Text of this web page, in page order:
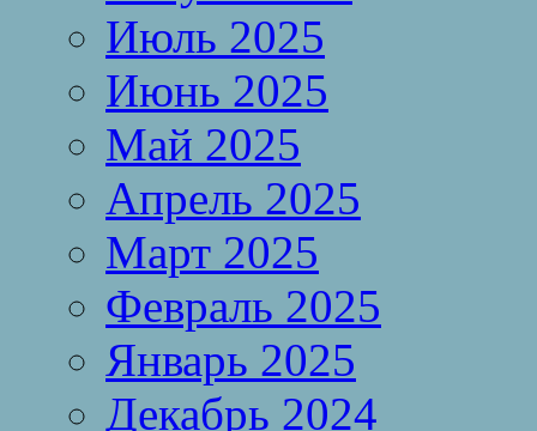
Июль 2025
Июнь 2025
Май 2025
Апрель 2025
Март 2025
Февраль 2025
Январь 2025
Декабрь 2024